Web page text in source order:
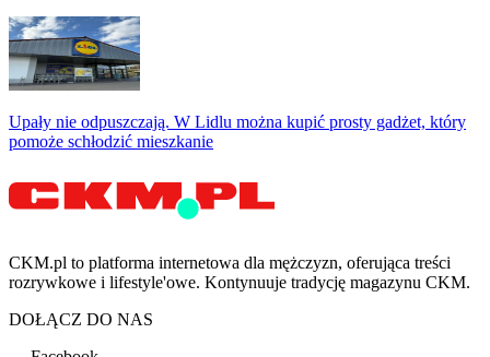
Upały nie odpuszczają. W Lidlu można kupić prosty gadżet, który
pomoże schłodzić mieszkanie
CKM.pl to platforma internetowa dla mężczyzn, oferująca treści
rozrywkowe i lifestyle'owe. Kontynuuje tradycję magazynu CKM.
DOŁĄCZ DO NAS